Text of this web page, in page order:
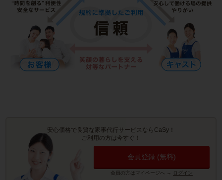
安心価格で良質な家事代行サービスならCaSy！
ご利用の方は今すぐ！
会員登録 (無料)
会員の方はマイページへ → ログイン